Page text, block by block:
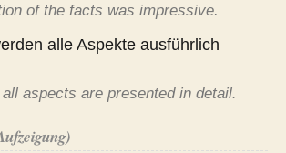
of the facts was impressive.
alle Aspekte ausführlich
aspects are presented in detail.